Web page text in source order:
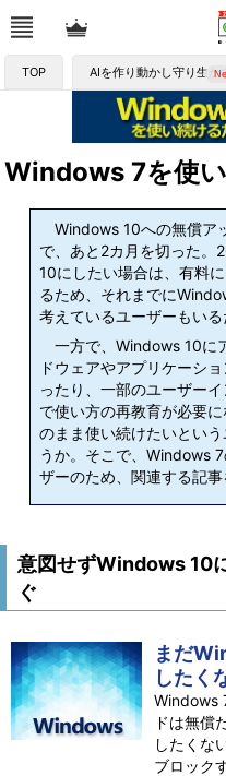
TOP AIを作り動かし守り生か
Windows 7を使
Windows 10への無償ア
で、あと2カ月を切った
10にしたい場合は、有料
るため、それまでに
考えているユーザーもいる
一方で、Windows 10に
ドウェアやアプリケーシ
ったり、一部のユーザー
で使い方の再教育が必要
のまま使い続けたいとい
うか。そこで、Windows
ザーのため、関連する記事
意図せずWindows 10
ぐ
まだ
したく
Windows
ドは無償
したくな
ブロック